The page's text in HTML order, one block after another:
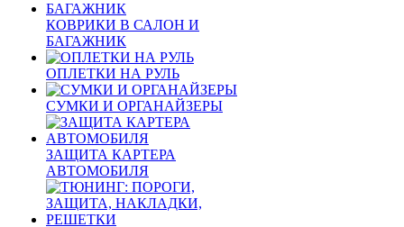
КОВРИКИ В САЛОН И
БАГАЖНИК
ОПЛЕТКИ НА РУЛЬ
СУМКИ И ОРГАНАЙЗЕРЫ
ЗАЩИТА КАРТЕРА
АВТОМОБИЛЯ